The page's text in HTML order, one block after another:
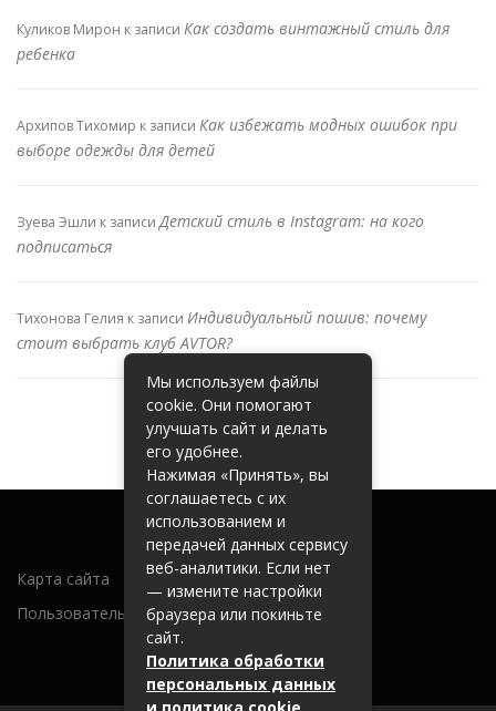
Куликов Мирон к записи Как создать винтажный стиль для
ребенка
Архипов Тихомир к записи Как избежать модных ошибок при
выборе одежды для детей
Зуева Эшли к записиДетский стиль в Instagram: на кого
подписаться
Тихонова Гелия к записи Индивидуальный пошив: почему
стоит выбрать клуб AVTOR?
Карта сайта
Пользовательское соглашение
Мы используем файлы
cookie. Они помогают
улучшать сайт и делать
его удобнее.
Нажимая «Принять», вы
соглашаетесь с их
использованием и
передачей данных сервису
веб-аналитики. Если нет
— измените настройки
браузера или покиньте
сайт.
Политика обработки
персональных данных